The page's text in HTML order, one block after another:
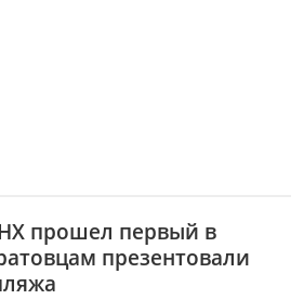
прошел первый в
презентовали